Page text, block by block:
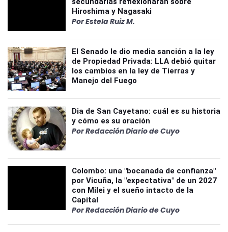
Hiroshima y Nagasaki
Por Estela Ruiz M.
El Senado le dio media sanción a la ley
de Propiedad Privada: LLA debió quitar
los cambios en la ley de Tierras y
Manejo del Fuego
Dia de San Cayetano: cuál es su historia
y cómo es su oración
Por Redacción Diario de Cuyo
Colombo: una "bocanada de confianza"
por Vicuña, la "expectativa" de un 2027
con Milei y el sueño intacto de la
Capital
Por Redacción Diario de Cuyo